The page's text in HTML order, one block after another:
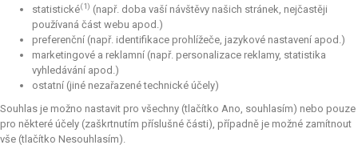
statistické(1) (např. doba vaší návštěvy našich stránek, nejčastěji
používaná část webu apod.)
preferenční (např. identifikace prohlížeče, jazykové nastavení apod.)
marketingové a reklamní (např. personalizace reklamy, statistika
vyhledávání apod.)
ostatní (jiné nezařazené technické účely)
Souhlas je možno nastavit pro všechny (tlačítko Ano, souhlasím) nebo pouze
pro některé účely (zaškrtnutím příslušné části), případně je možné zamítnout
vše (tlačítko Nesouhlasím).